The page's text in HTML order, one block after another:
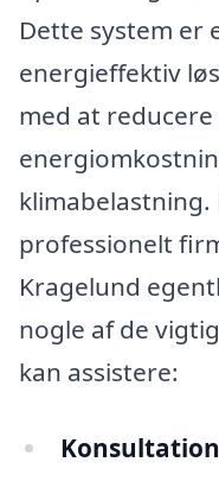
Dette system er
energieffektiv
med at reducere
klimabelastning.
professionelt
Kragelund
nogle af de
kan assistere: